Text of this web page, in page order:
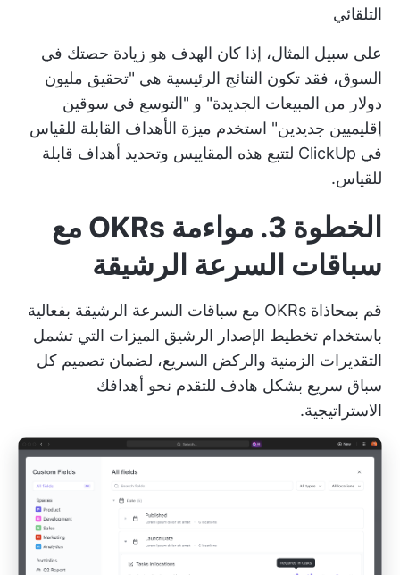
التلقائي
على سبيل المثال، إذا كان الهدف هو زيادة حصتك في
السوق، فقد تكون النتائج الرئيسية هي "تحقيق مليون
دولار من المبيعات الجديدة" و "التوسع في سوقين
إقليميين جديدين" استخدم ميزة الأهداف القابلة للقياس
في ClickUp
لتتبع هذه المقاييس وتحديد أهداف قابلة
للقياس.
الخطوة 3. مواءمة OKRs مع
سباقات السرعة الرشيقة
قم بمحاذاة OKRs مع سباقات السرعة الرشيقة بفعالية
باستخدام تخطيط الإصدار الرشيق الميزات التي تشمل
التقديرات الزمنية والركض السريع، لضمان تصميم كل
سباق سريع بشكل هادف للتقدم نحو أهدافك
الاستراتيجية.